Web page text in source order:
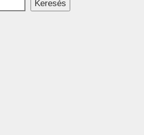
Keresés